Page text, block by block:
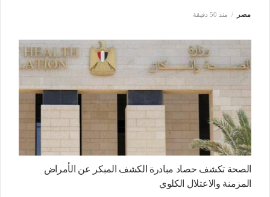
مصر منذ 50 دقيقة
الصحة تكشف حصاد مبادرة الكشف المبكر عن الأمراض
المزمنة والاعتلال الكلوي